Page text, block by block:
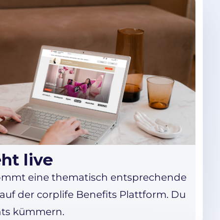
live
eine thematisch entsprechende
der corplife Benefits Plattform. Du
kümmern.